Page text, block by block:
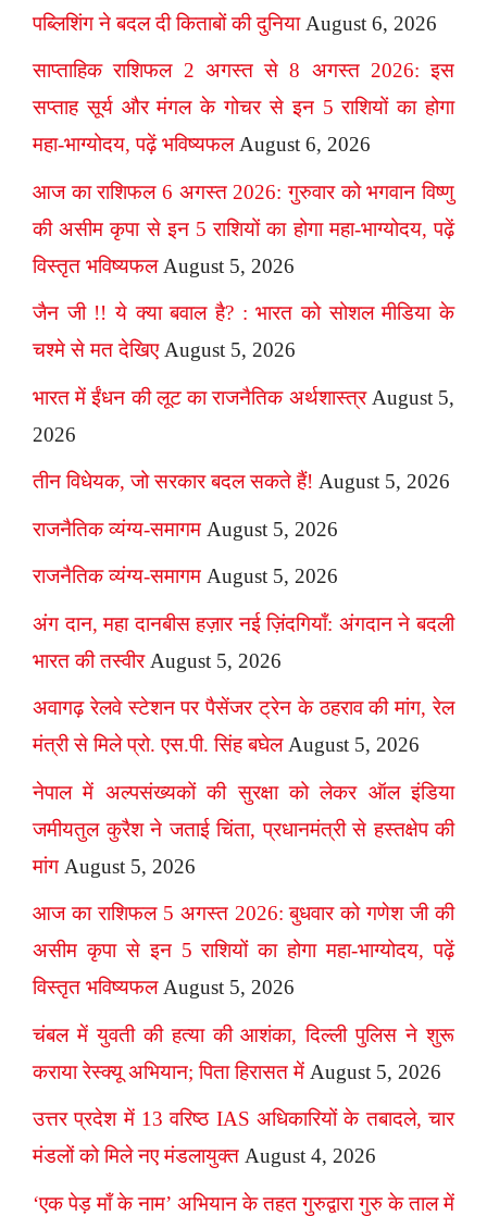
पब्लिशिंग ने बदल दी किताबों की दुनिया August 6, 2026
साप्ताहिक राशिफल 2 अगस्त से 8 अगस्त 2026: इस
सप्ताह सूर्य और मंगल के गोचर से इन 5 राशियों का होगा
महा-भाग्योदय, पढ़ें भविष्यफल August 6, 2026
आज का राशिफल 6 अगस्त 2026: गुरुवार को भगवान विष्णु
की असीम कृपा से इन 5 राशियों का होगा महा-भाग्योदय, पढ़ें
विस्तृत भविष्यफल August 5, 2026
जैन जी !! ये क्या बवाल है? : भारत को सोशल मीडिया के
चश्मे से मत देखिए August 5, 2026
भारत में ईंधन की लूट का राजनैतिक अर्थशास्त्र August 5,
2026
तीन विधेयक, जो सरकार बदल सकते हैं! August 5, 2026
राजनैतिक व्यंग्य-समागम August 5, 2026
राजनैतिक व्यंग्य-समागम August 5, 2026
अंग दान, महा दानबीस हज़ार नई ज़िंदगियाँ: अंगदान ने बदली
भारत की तस्वीर August 5, 2026
अवागढ़ रेलवे स्टेशन पर पैसेंजर ट्रेन के ठहराव की मांग, रेल
मंत्री से मिले प्रो. एस.पी. सिंह बघेल August 5, 2026
नेपाल में अल्पसंख्यकों की सुरक्षा को लेकर ऑल इंडिया
जमीयतुल कुरैश ने जताई चिंता, प्रधानमंत्री से हस्तक्षेप की
मांग August 5, 2026
आज का राशिफल 5 अगस्त 2026: बुधवार को गणेश जी की
असीम कृपा से इन 5 राशियों का होगा महा-भाग्योदय, पढ़ें
विस्तृत भविष्यफल August 5, 2026
चंबल में युवती की हत्या की आशंका, दिल्ली पुलिस ने शुरू
कराया रेस्क्यू अभियान; पिता हिरासत में August 5, 2026
उत्तर प्रदेश में 13 वरिष्ठ IAS अधिकारियों के तबादले, चार
मंडलों को मिले नए मंडलायुक्त August 4, 2026
‘एक पेड़ माँ के नाम’ अभियान के तहत गुरुद्वारा गुरु के ताल में